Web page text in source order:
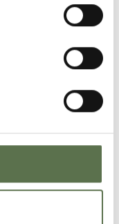
Du kan også blande
lidt mere syrlighed
og blommer